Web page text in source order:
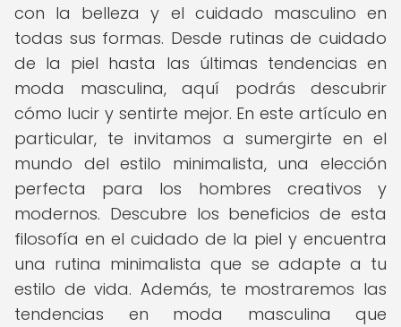
con la belleza y el cuidado masculino en
todas sus formas. Desde rutinas de cuidado
de la piel hasta las últimas tendencias en
moda masculina, aquí podrás descubrir
cómo lucir y sentirte mejor. En este artículo en
particular, te invitamos a sumergirte en el
mundo del estilo minimalista, una elección
perfecta para los hombres creativos y
modernos. Descubre los beneficios de esta
filosofía en el cuidado de la piel y encuentra
una rutina minimalista que se adapte a tu
estilo de vida. Además, te mostraremos las
tendencias en moda masculina que